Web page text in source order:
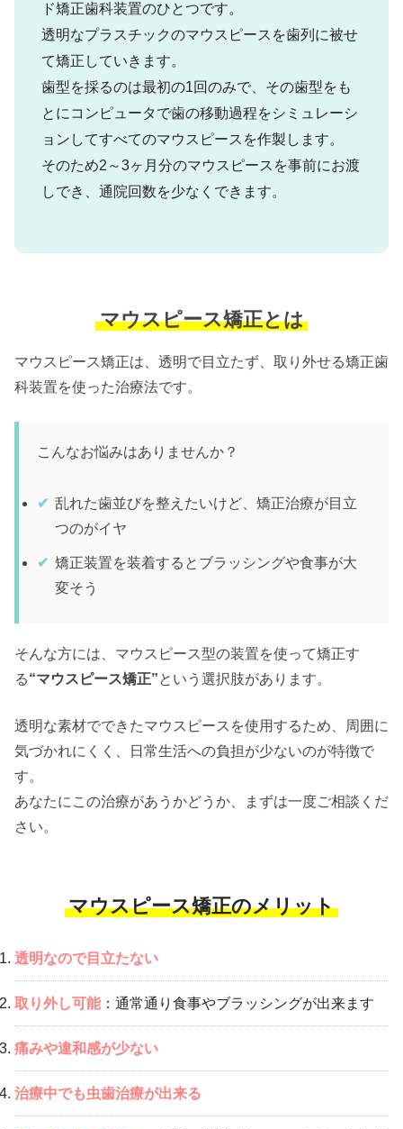
ド矯正歯科装置のひとつです。
透明なプラスチックのマウスピースを歯列に被せ
て矯正していきます。
歯型を採るのは最初の1回のみで、その歯型をも
とにコンピュータで歯の移動過程をシミュレーシ
ョンしてすべてのマウスピースを作製します。
そのため2～3ヶ月分のマウスピースを事前にお渡
しでき、通院回数を少なくできます。
マウスピース矯正とは
マウスピース矯正は、透明で目立たず、取り外せる矯正歯
科装置を使った治療法です。
こんなお悩みはありませんか？
乱れた歯並びを整えたいけど、矯正治療が目立
つのがイヤ
矯正装置を装着するとブラッシングや食事が大
変そう
そんな方には、マウスピース型の装置を使って矯正す
る“マウスピース矯正”という選択肢があります。
透明な素材でできたマウスピースを使用するため、周囲に
気づかれにくく、日常生活への負担が少ないのが特徴で
す。
あなたにこの治療があうかどうか、まずは一度ご相談くだ
さい。
マウスピース矯正のメリット
透明なので目立たない
取り外し可能：通常通り食事やブラッシングが出来ます
痛みや違和感が少ない
治療中でも虫歯治療が出来る